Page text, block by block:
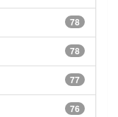
78
78
77
76